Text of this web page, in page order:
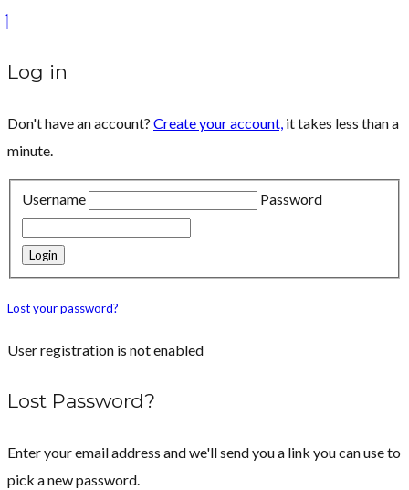
Log in
Don't have an account? Create your account, it takes less than a
minute.
Username Password
Lost your password?
User registration is not enabled
Lost Password?
Enter your email address and we'll send you a link you can use to
pick a new password.